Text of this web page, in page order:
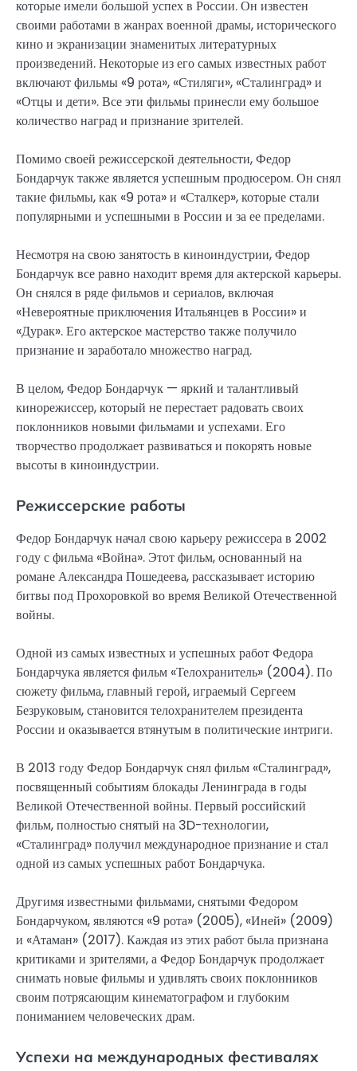
которые имели большой успех в России. Он известен
своими работами в жанрах военной драмы, исторического
кино и экранизации знаменитых литературных
произведений. Некоторые из его самых известных работ
включают фильмы «9 рота», «Стиляги», «Сталинград» и
«Отцы и дети». Все эти фильмы принесли ему большое
количество наград и признание зрителей.
Помимо своей режиссерской деятельности, Федор
Бондарчук также является успешным продюсером. Он снял
такие фильмы, как «9 рота» и «Сталкер», которые стали
популярными и успешными в России и за ее пределами.
Несмотря на свою занятость в киноиндустрии, Федор
Бондарчук все равно находит время для актерской карьеры.
Он снялся в ряде фильмов и сериалов, включая
«Невероятные приключения Итальянцев в России» и
«Дурак». Его актерское мастерство также получило
признание и заработало множество наград.
В целом, Федор Бондарчук — яркий и талантливый
кинорежиссер, который не перестает радовать своих
поклонников новыми фильмами и успехами. Его
творчество продолжает развиваться и покорять новые
высоты в киноиндустрии.
Режиссерские работы
Федор Бондарчук начал свою карьеру режиссера в 2002
году с фильма «Война». Этот фильм, основанный на
романе Александра Пошедеева, рассказывает историю
битвы под Прохоровкой во время Великой Отечественной
войны.
Одной из самых известных и успешных работ Федора
Бондарчука является фильм «Телохранитель» (2004). По
сюжету фильма, главный герой, играемый Сергеем
Безруковым, становится телохранителем президента
России и оказывается втянутым в политические интриги.
В 2013 году Федор Бондарчук снял фильм «Сталинград»,
посвященный событиям блокады Ленинграда в годы
Великой Отечественной войны. Первый российский
фильм, полностью снятый на 3D-технологии,
«Сталинград» получил международное признание и стал
одной из самых успешных работ Бондарчука.
Другимя известными фильмами, снятыми Федором
Бондарчуком, являются «9 рота» (2005), «Иней» (2009)
и «Атаман» (2017). Каждая из этих работ была признана
критиками и зрителями, а Федор Бондарчук продолжает
снимать новые фильмы и удивлять своих поклонников
своим потрясающим кинематографом и глубоким
пониманием человеческих драм.
Успехи на международных фестивалях